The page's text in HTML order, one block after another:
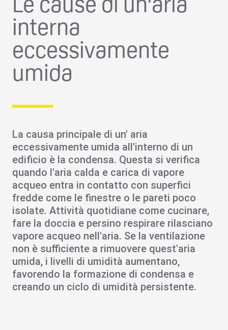
interna
eccessivamente
umida
La causa principale di un' aria
eccessivamente umida all'interno di un
edificio è la condensa. Questa si verifica
quando l'aria calda e carica di vapore
acqueo entra in contatto con superfici
fredde come le finestre o le pareti poco
isolate. Attività quotidiane come cucinare,
fare la doccia e persino respirare rilasciano
vapore acqueo nell'aria. Se la ventilazione
non è sufficiente a rimuovere quest'aria
umida, i livelli di umidità aumentano,
favorendo la formazione di condensa e
creando un ciclo di umidità persistente.